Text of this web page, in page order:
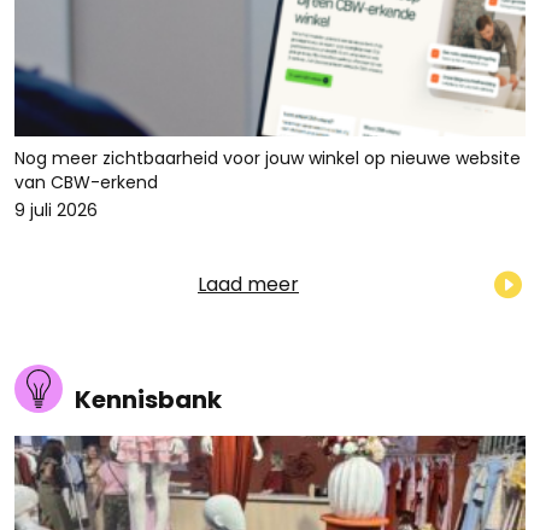
Nog meer zichtbaarheid voor jouw winkel op nieuwe website
van CBW-erkend
9 juli 2026
Laad meer
Kennisbank